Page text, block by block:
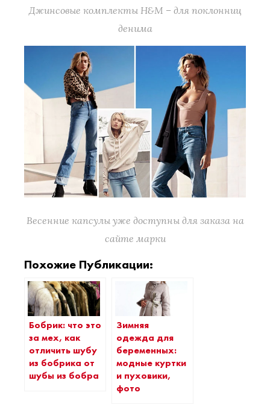
Джинсовые комплекты H&M – для поклонниц
денима
Весенние капсулы уже доступны для заказа на
сайте марки
Похожие Публикации:
Бобрик: что это
за мех, как
отличить шубу
из бобрика от
шубы из бобра
Зимняя
одежда для
беременных:
модные куртки
и пуховики,
фото